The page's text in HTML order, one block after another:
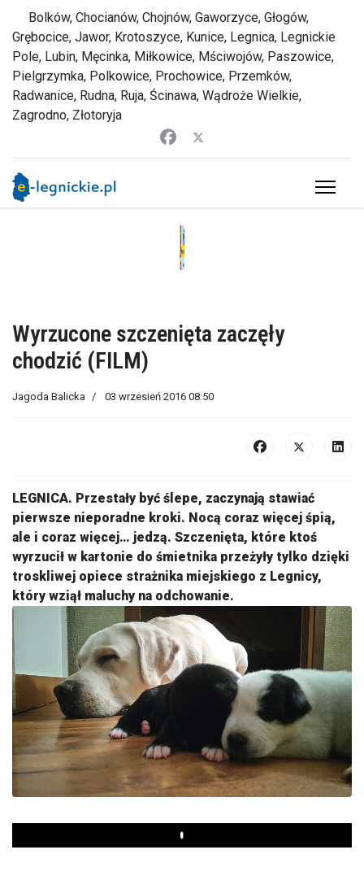
Bolków, Chocianów, Chojnów, Gaworzyce, Głogów,
Grębocice, Jawor, Krotoszyce, Kunice, Legnica, Legnickie
Pole, Lubin, Męcinka, Miłkowice, Mściwojów, Paszowice,
Pielgrzymka, Polkowice, Prochowice, Przemków,
Radwanice, Rudna, Ruja, Ścinawa, Wądroże Wielkie,
Zagrodno, Złotoryja
Wyrzucone szczenięta zaczęły
chodzić (FILM)
Jagoda Balicka 03 wrzesień 2016 08:50
LEGNICA. Przestały być ślepe, zaczynają stawiać
pierwsze nieporadne kroki. Nocą coraz więcej śpią,
ale i coraz więcej… jedzą. Szczenięta, które ktoś
wyrzucił w kartonie do śmietnika przeżyły tylko dzięki
troskliwej opiece strażnika miejskiego z Legnicy,
który wziął maluchy na odchowanie.
Play